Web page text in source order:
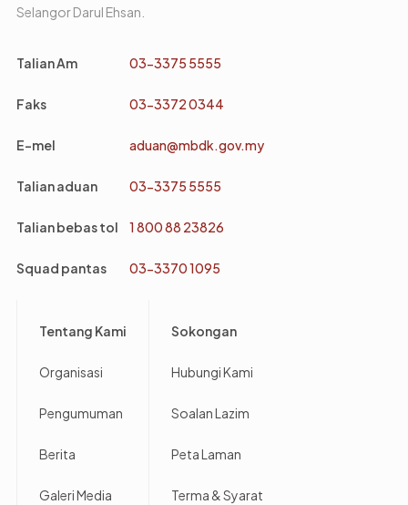
Selangor Darul Ehsan.
Talian Am 03-3375 5555
Faks 03-3372 0344
E-mel aduan@mbdk.gov.my
Talian aduan 03-3375 5555
Talian bebas tol 1 800 88 23826
Squad pantas 03-3370 1095
Tentang Kami
Organisasi
Pengumuman
Berita
Galeri Media
Sokongan
Hubungi Kami
Soalan Lazim
Peta Laman
Terma & Syarat